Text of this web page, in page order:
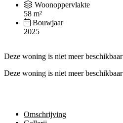
Woonoppervlakte
58 m²
Bouwjaar
2025
Deze woning is niet meer beschikbaar
Deze woning is niet meer beschikbaar
Omschrijving